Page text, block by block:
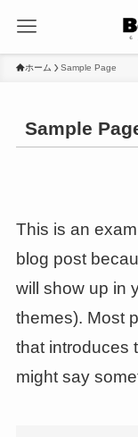
ホーム Sample Page
Sample
This is an
blog post
will show up in
themes). Most
that introduces
might say